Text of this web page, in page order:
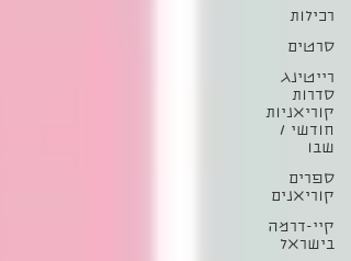
רכילות
סרטים
רייטינג
סדרות
קוריאניות
חודשי /
שבו
ספרים
קוריאנים
קיי-דרמה
בישראל